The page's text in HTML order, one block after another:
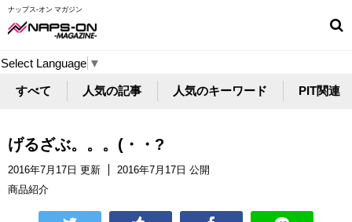
ナップス-オン マガジン
Select Language ▼
すべて 人気の記事 人気のキーワード PIT関連
げるざぶ。。。(・・?
2016年7月17日 更新
2016年7月17日 公開
商品紹介